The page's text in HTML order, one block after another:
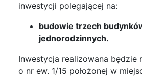
inwestycji polegającej na:
budowie trzech
jednorodzinnych.
Inwestycja realizowana będzie
o nr ew. 1/15 położonej w